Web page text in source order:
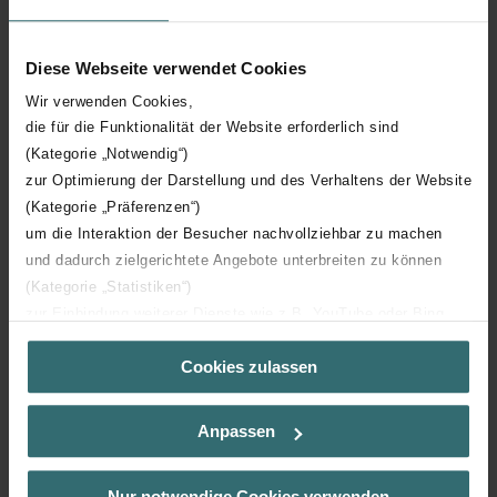
Diese Webseite verwendet Cookies
Wir verwenden Cookies,
die für die Funktionalität der Website erforderlich sind
(Kategorie „Notwendig“)
zur Optimierung der Darstellung und des Verhaltens der Website
(Kategorie „Präferenzen“)
um die Interaktion der Besucher nachvollziehbar zu machen
und dadurch zielgerichtete Angebote unterbreiten zu können
(Kategorie „Statistiken“)
(Kategorie „Marketing“)
Über „Details zeigen“ bzw. die Datenschutzerklärung erhalten
Sie weitere Informationen. Durch die Auswahl der Kategorie
der Auswahl von „Statistiken“ willigen Sie ein, dass wir Ihren
Besuchsverlauf auf unserer Website verwenden, um Ihnen die
bestmögliche Nutzererfahrung zu ermöglichen und Ihnen
Cookies zulassen
Anpassen
Step 2.
Contact your local Zehnder radiator showroom to discuss
your individual requirements and options.
Step 3.
Agree shapes style and colour of your radiator for this to be
designed manufactured and installed into your home.